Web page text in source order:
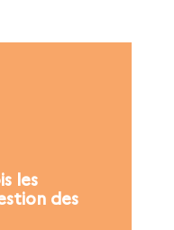
les
des